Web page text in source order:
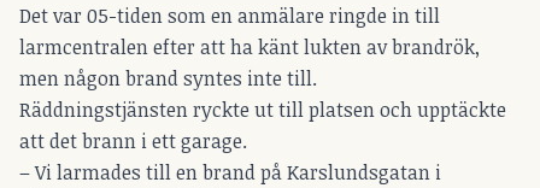
Det var 05-tiden som en anmälare ringde in till
larmcentralen efter att ha känt lukten av brandrök,
men någon brand syntes inte till.
Räddningstjänsten ryckte ut till platsen och upptäckte
att det brann i ett garage.
– Vi larmades till en brand på Karslundsgatan i